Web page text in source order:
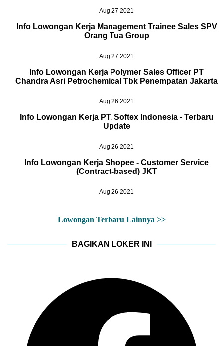
Aug 27 2021
Info Lowongan Kerja Management Trainee Sales SPV
Orang Tua Group
Aug 27 2021
Info Lowongan Kerja Polymer Sales Officer PT
Chandra Asri Petrochemical Tbk Penempatan Jakarta
Aug 26 2021
Info Lowongan Kerja PT. Softex Indonesia - Terbaru
Update
Aug 26 2021
Info Lowongan Kerja Shopee - Customer Service
(Contract-based) JKT
Aug 26 2021
Lowongan Terbaru Lainnya >>
BAGIKAN LOKER INI